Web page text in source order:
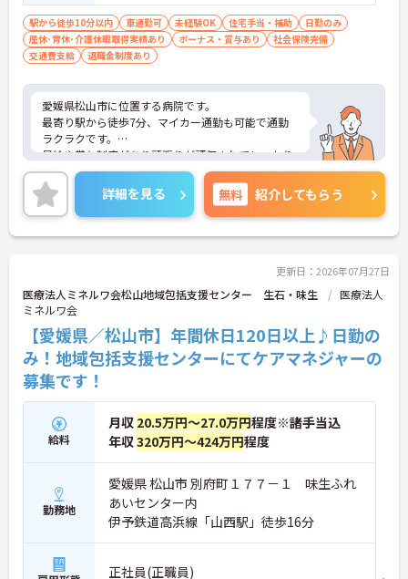
収入面も大切にしながら働ける環境です
・月給247,000円です
・賞与支給実績があります
・資格手当を支給しています
です♪
駅から徒歩10分以内 車通勤可 未経験OK 住宅手当・補助
日勤のみ
産休･育休･介護休暇取得実績あり
ボーナス・賞与あり
社会保険完備
交通費支給
退職金制度あり
愛媛県松山市に位置する病院です。
最寄り駅から徒歩7分、マイカー通勤も可能で通勤
ラクラクです。
昇給や賞与制度があり頑張りが評価されてしっかり
と職員に還元されます。賞与は計4.2ヶ月分の支給実
績と嬉しい高待遇です。
ご興味のある方には、面接対策ポイントなど、さら
に詳細をお話しいたしますのでお気軽にご相談くだ
さい！
詳細を見る 無料 紹介してもらう
更新日：2026年07月27日
医療法人ミネルワ会松山地域包括支援センター 生石・味生
医療法人
ミネルワ会
【愛媛県／松山市】年間休日120日以上♪日勤の
み！地域包括支援センターにてケアマネジャーの
募集です！
給料
月収 20.5万円～27.0万円程度※諸手当込
年収320万円～424万円程度
勤務地
愛媛県 松山市 別府町１７７－１ 味生ふれ
あいセンター内
伊予鉄道高浜線「山西駅」徒歩16分
正社員(正職員)